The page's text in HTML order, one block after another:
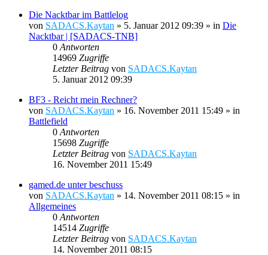
Die Nacktbar im Battlelog
von SADACS.Kaytan » 5. Januar 2012 09:39 » in Die
Nacktbar | [SADACS-TNB]
0 Antworten
14969 Zugriffe
Letzter Beitrag von SADACS.Kaytan
5. Januar 2012 09:39
BF3 - Reicht mein Rechner?
von SADACS.Kaytan » 16. November 2011 15:49 » in
Battlefield
0 Antworten
15698 Zugriffe
Letzter Beitrag von SADACS.Kaytan
16. November 2011 15:49
gamed.de unter beschuss
von SADACS.Kaytan » 14. November 2011 08:15 » in
Allgemeines
0 Antworten
14514 Zugriffe
Letzter Beitrag von SADACS.Kaytan
14. November 2011 08:15